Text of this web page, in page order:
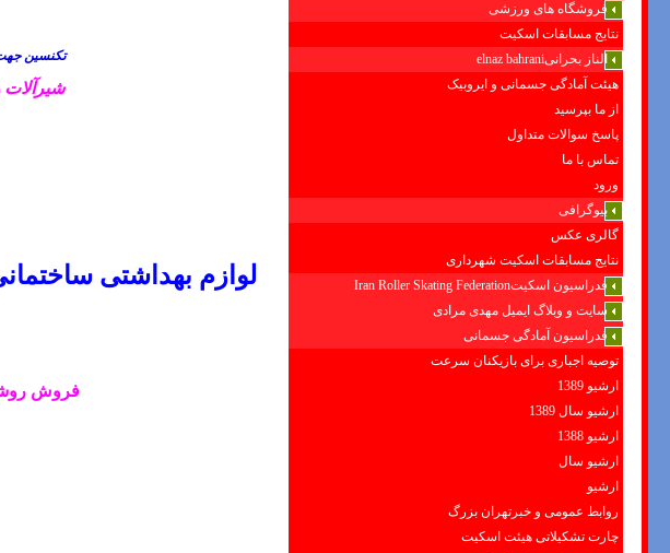
فروشگاه های ورزشی
نتایج مسابقات اسکیت
الناز بحرانیelnaz bahrani
هیئت آمادگی جسمانی و ایروبیک
از ما بپرسید
پاسخ سوالات متداول
تماس با ما
ورود
بیوگرافی
گالری عکس
نتایج مسابقات اسکیت شهرداری
فدراسیون اسکیتIran Roller Skating Federation
سایت و وبلاگ ایمیل مهدی مرادی
فدراسیون آمادگی جسمانی
توصیه اجباری برای بازیکنان سرعت
ارشیو 1389
ارشیو سال 1389
ارشیو 1388
ارشیو سال
ارشیو
روابط عمومی و خبرتهران بزرگ
چارت تشکیلاتی هیئت اسکیت
تکنسین
لوازم بهداشتی
فروش